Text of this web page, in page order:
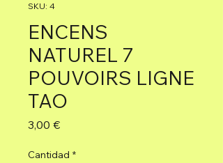
SKU: 4
ENCENS
NATUREL 7
POUVOIRS LIGNE
TAO
3,00 €Precio
Cantidad *